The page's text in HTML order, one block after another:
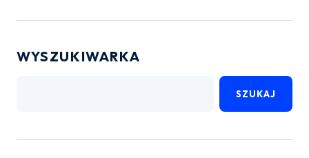
WYSZUKIWARKA
SZUKAJ